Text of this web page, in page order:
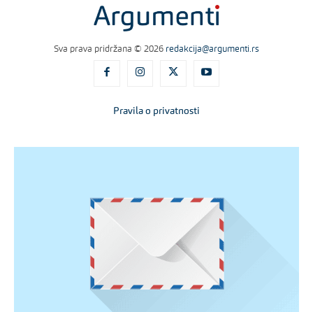
Sva prava pridržana © 2026 redakcija@argumenti.rs
Pravila o privatnosti